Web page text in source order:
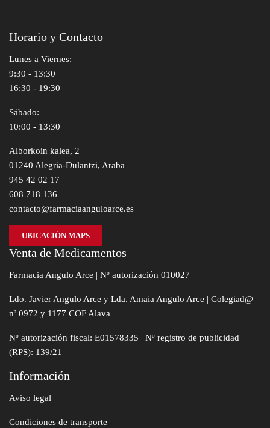
Horario y Contacto
Lunes a Viernes:
9:30 - 13:30
16:30 - 19:30
Sábado:
10:00 - 13:30
Alborkoin kalea, 2
01240 Alegria-Dulantzi, Araba
945 42 02 17
608 718 136
contacto@farmaciaanguloarce.es
UBICACIÓN MAPS
Venta de Medicamentos
Farmacia Angulo Arce | Nº autorización 010027
Ldo. Javier Angulo Arce y Lda. Amaia Angulo Arce | Colegiad@
nª 0972 y 1177 COF Alava
Nº autorización fiscal: E01578335 | Nº registro de publicidad
(RPS): 139/21
Información
Aviso legal
Condiciones de transporte